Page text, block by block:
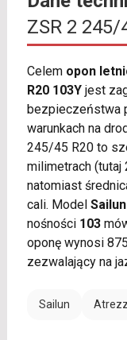
ZSR 2 245/
Celem opon
R20 103Yjest
bezpieczeństwa
warunkach na
245/45 R20 to
milimetrach (tutaj
natomiast
cali. Model
nośności 103
oponę wynosi
zezwalający na
Sailun